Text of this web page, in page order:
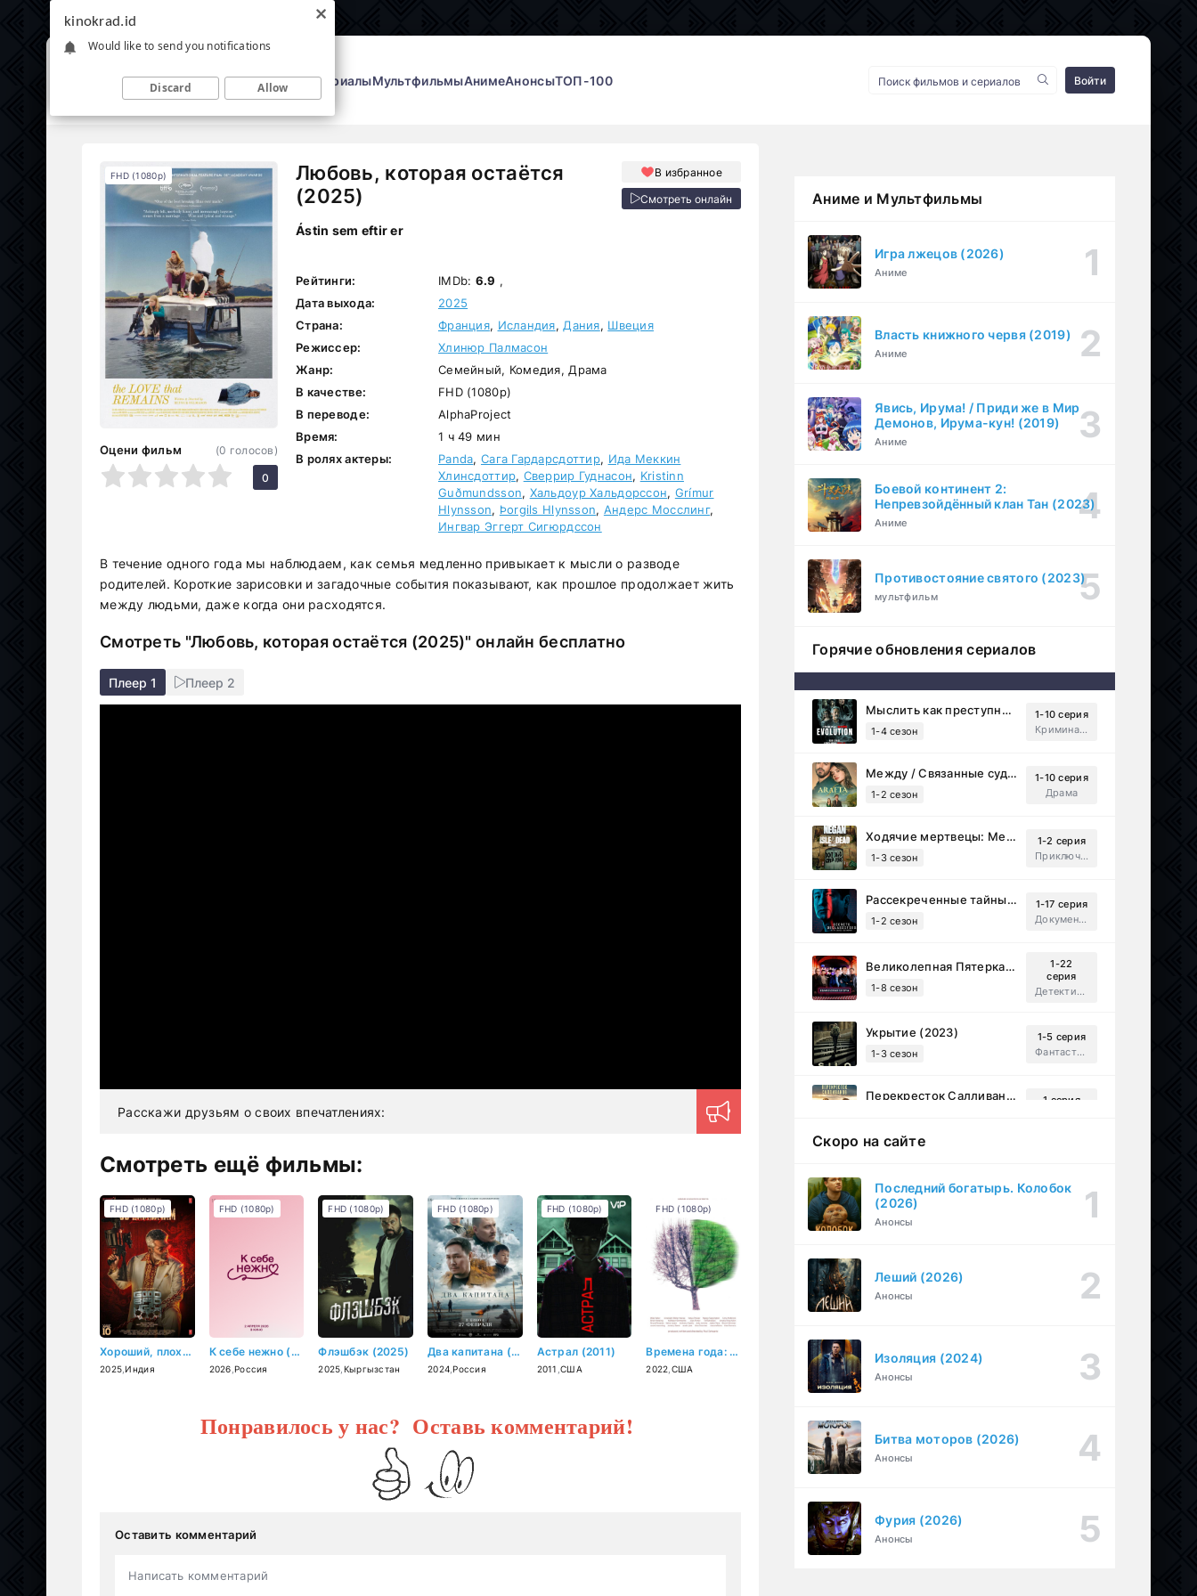
ФильмыСериалыМультфильмыАнимеАнонсыТОП-100 Войти
Любовь, которая остаётся
(2025)
Ástin sem eftir er
В избранное
Смотреть онлайн
FHD (1080p)
Оцени фильм
5
(0 голосов)
0
Рейтинги: IMDb: 6.9 ,
Дата выхода:
2025
Страна:
Франция, Исландия, Дания, Швеция
Режиссер:
Хлинюр Палмасон
Жанр:
Семейный, Комедия, Драма
В качестве:
FHD (1080p)
В переводе:
AlphaProject
Время:
1 ч 49 мин
В ролях актеры:
Panda, Сага Гардарсдоттир, Ида Меккин
Хлинсдоттир, Сверрир Гуднасон, Kristinn
Guðmundsson, Хальдоур Хальдорссон, Grímur
Hlynsson, Þorgils Hlynsson, Андерс Мосслинг,
Ингвар Эггерт Сигюрдссон
В течение одного года мы наблюдаем, как семья медленно привыкает к мысли о разводе
родителей. Короткие зарисовки и загадочные события показывают, как прошлое продолжает жить
между людьми, даже когда они расходятся.
Смотреть "Любовь, которая остаётся (2025)" онлайн бесплатно
Плеер 1 Плеер 2
Расскажи друзьям о своих впечатлениях:
Смотреть ещё фильмы:
Хороший, плохой, злой (2025)
2025 ,Индия
FHD (1080p)
К себе нежно (2026)
2026 ,Россия
FHD (1080p)
Флэшбэк (2025)
2025 Кыргызстан
FHD (1080p)
Два капитана (2024)
2024 ,Россия
FHD (1080p)
Астрал (2011)
2011 ,США
FHD (1080p)
Времена года: Четыре истории любви (2022)
2022 США
FHD (1080p)
Понравилось у нас? Оставь комментарий!
Оставить комментарий
Написать комментарий
Аниме и Мультфильмы
Игра лжецов (2026)
Аниме
Власть книжного червя (2019)
Аниме
Явись, Ирума! / Приди же в Мир
Демонов, Ирума-кун! (2019)
Аниме
Боевой континент 2:
Непревзойдённый клан Тан (2023)
Аниме
Противостояние святого (2023)
мультфильм
Горячие обновления сериалов
Мыслить как преступник: Эволюция (2022)
1-4 сезон
1-10 серия
Криминал, Детектив, Триллер, Драма
Между / Связанные судьбой (2025)
1-2 сезон
1-10 серия
Драма
Ходячие мертвецы: Мертвый город (2023)
1-3 сезон
1-2 серия
Приключения, Ужасы, Триллер
Рассекреченные тайны с Дэвидом Духовны (2025)
1-2 сезон
1-17 серия
Документальный, Исторический, Sci-Fi
Великолепная Пятерка (2019)
1-8 сезон
1-22
серия
Детектив, Русский
Укрытие (2023)
1-3 сезон
1-5 серия
Фантастика, Триллер, Драма
Перекресток Салливанов (2023)
1 серия
1 сезон
1-6 серия
Скоро на сайте
Последний богатырь. Колобок
(2026)
Анонсы
Леший (2026)
Анонсы
Изоляция (2024)
Анонсы
Битва моторов (2026)
Анонсы
Фурия (2026)
Анонсы
kinokrad.id
Would like to send you notifications
Discard Allow